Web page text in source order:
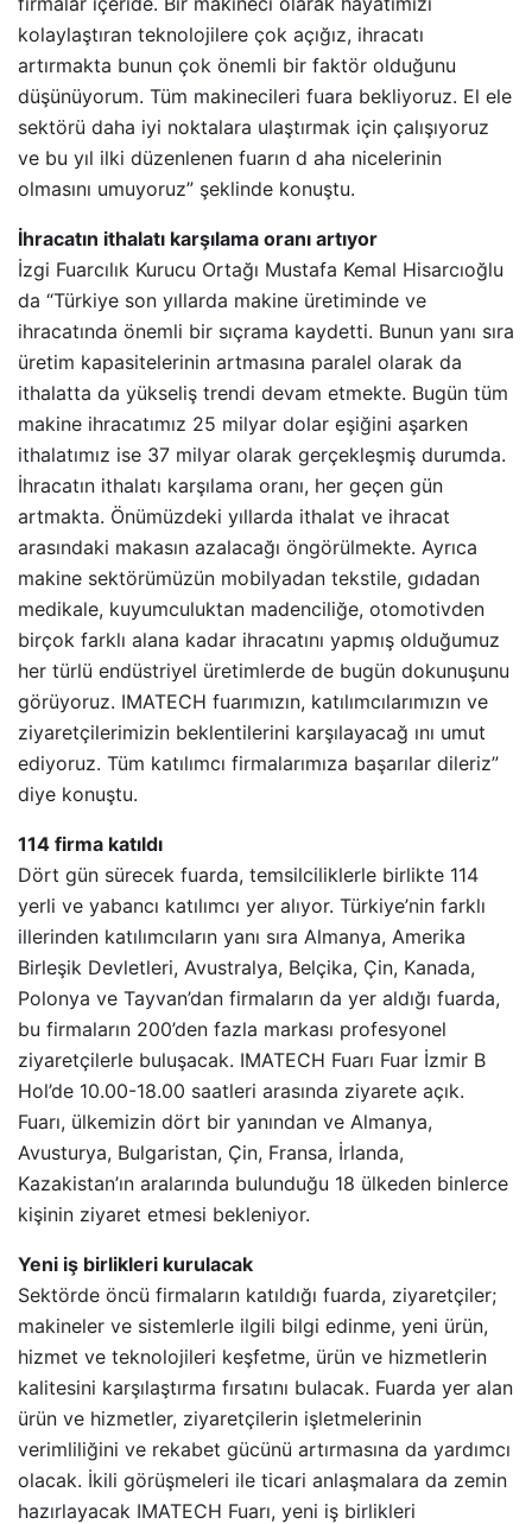
kolaylaştıran teknolojilere çok açığız, ihracatı
artırmakta bunun çok önemli bir faktör olduğunu
düşünüyorum. Tüm makinecileri fuara bekliyoruz. El ele
sektörü daha iyi noktalara ulaştırmak için çalışıyoruz
ve bu yıl ilki düzenlenen fuarın d aha nicelerinin
olmasını umuyoruz” şeklinde konuştu.
İhracatın ithalatı karşılama oranı artıyor
İzgi Fuarcılık Kurucu Ortağı Mustafa Kemal Hisarcıoğlu
da “Türkiye son yıllarda makine üretiminde ve
ihracatında önemli bir sıçrama kaydetti. Bunun yanı sıra
üretim kapasitelerinin artmasına paralel olarak da
ithalatta da yükseliş trendi devam etmekte. Bugün tüm
makine ihracatımız 25 milyar dolar eşiğini aşarken
ithalatımız ise 37 milyar olarak gerçekleşmiş durumda.
İhracatın ithalatı karşılama oranı, her geçen gün
artmakta. Önümüzdeki yıllarda ithalat ve ihracat
arasındaki makasın azalacağı öngörülmekte. Ayrıca
makine sektörümüzün mobilyadan tekstile, gıdadan
medikale, kuyumculuktan madenciliğe, otomotivden
birçok farklı alana kadar ihracatını yapmış olduğumuz
her türlü endüstriyel üretimlerde de bugün dokunuşunu
görüyoruz. IMATECH fuarımızın, katılımcılarımızın ve
ziyaretçilerimizin beklentilerini karşılayacağ ını umut
ediyoruz. Tüm katılımcı firmalarımıza başarılar dileriz”
diye konuştu.
114 firma katıldı
Dört gün sürecek fuarda, temsilciliklerle birlikte 114
yerli ve yabancı katılımcı yer alıyor. Türkiye’nin farklı
illerinden katılımcıların yanı sıra Almanya, Amerika
Birleşik Devletleri, Avustralya, Belçika, Çin, Kanada,
Polonya ve Tayvan’dan firmaların da yer aldığı fuarda,
bu firmaların 200’den fazla markası profesyonel
ziyaretçilerle buluşacak. IMATECH Fuarı Fuar İzmir B
Hol’de 10.00-18.00 saatleri arasında ziyarete açık.
Fuarı, ülkemizin dört bir yanından ve Almanya,
Avusturya, Bulgaristan, Çin, Fransa, İrlanda,
Kazakistan’ın aralarında bulunduğu 18 ülkeden binlerce
kişinin ziyaret etmesi bekleniyor.
Yeni iş birlikleri kurulacak
Sektörde öncü firmaların katıldığı fuarda, ziyaretçiler;
makineler ve sistemlerle ilgili bilgi edinme, yeni ürün,
hizmet ve teknolojileri keşfetme, ürün ve hizmetlerin
kalitesini karşılaştırma fırsatını bulacak. Fuarda yer alan
ürün ve hizmetler, ziyaretçilerin işletmelerinin
verimliliğini ve rekabet gücünü artırmasına da yardımcı
olacak. İkili görüşmeleri ile ticari anlaşmalara da zemin
hazırlayacak IMATECH Fuarı, yeni iş birlikleri